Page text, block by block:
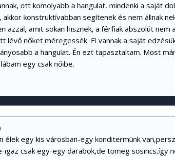
ott komolyabb a hangulat, mindenki a saját
konstruktívabban segítenek és nem állnak
azzal, amit sokan hisznek, a férfiak abszolút nem
lévő nőket méregessék. El vannak a saját
a hangulat. Én ezt tapasztaltam. Most
egy csak nőibe.
élek egy kis városban-egy konditermünk
igaz csak egy-egy darabok,de tömeg sosincs,így